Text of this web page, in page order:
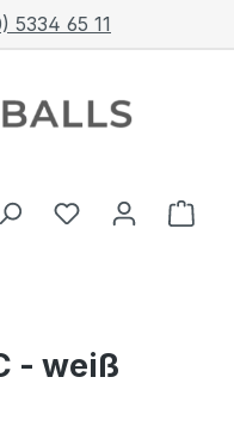
5334 65 11
- weiß